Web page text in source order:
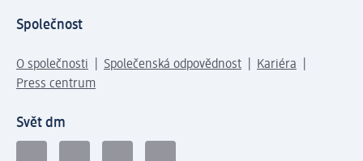
Společnost
O společnosti Společenská odpovědnost
Kariéra
Press centrum
Svět dm